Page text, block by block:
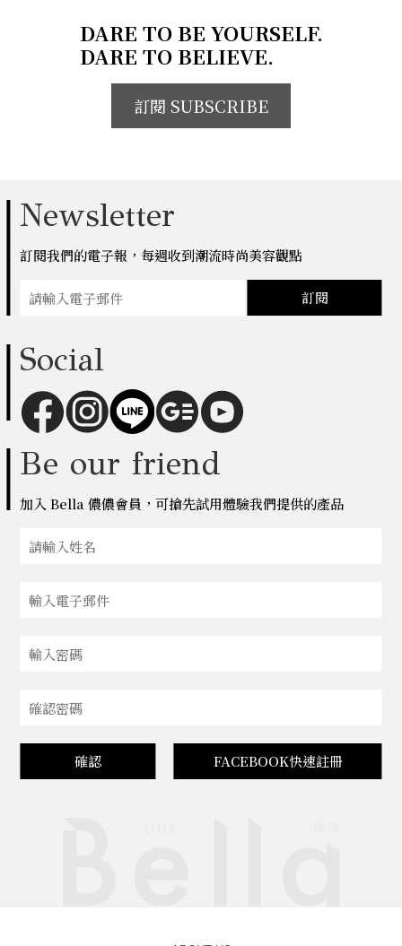
DARE TO BE YOURSELF.
DARE TO BELIEVE.
訂閱 SUBSCRIBE
Newsletter
訂閱我們的電子報，每週收到潮流時尚美容觀點
訂閱
Social
Be our friend
加入 Bella 儂儂會員，可搶先試用體驗我們提供的產品
確認 FACEBOOK快速註冊